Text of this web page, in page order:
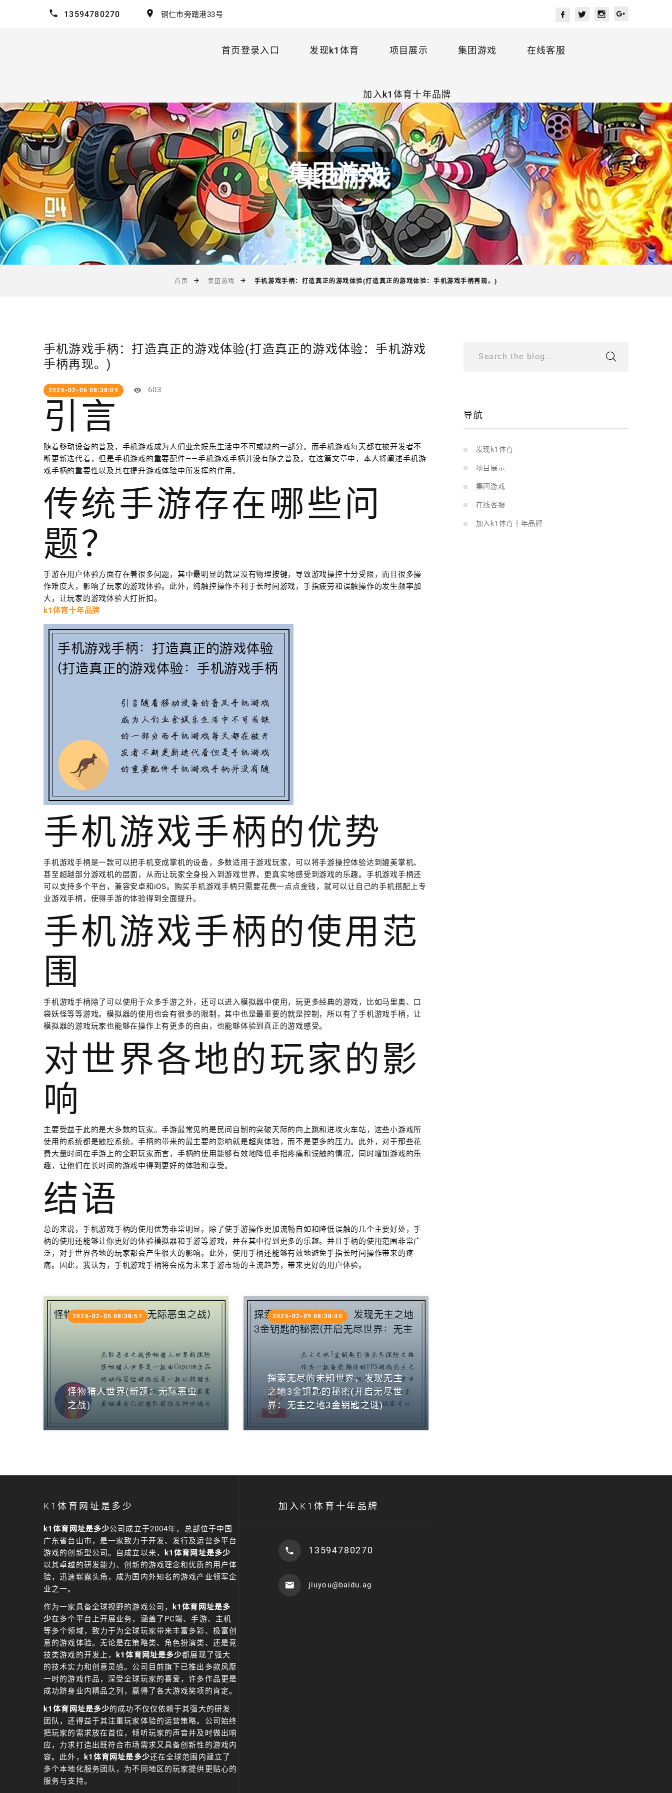
13594780270 铜仁市旁踏港33号
首页登录入口 发现k1体育 项目展示 集团游戏 在线客服
加入k1体育十年品牌
集团游戏
首页 集团游戏 手机游戏手柄：打造真正的游戏体验(打造真正的游戏体验：手机游戏手柄再现。)
手机游戏手柄：打造真正的游戏体验(打造真正的游戏体验：手机游戏
手柄再现。)
2026-02-06 08:38:09 603
引言
随着移动设备的普及，手机游戏成为人们业余娱乐生活中不可或缺的一部分。而手机游戏每天都在被开发者不
断更新迭代着，但是手机游戏的重要配件——手机游戏手柄并没有随之普及。在这篇文章中，本人将阐述手机游
戏手柄的重要性以及其在提升游戏体验中所发挥的作用。
传统手游存在哪些问
题？
手游在用户体验方面存在着很多问题，其中最明显的就是没有物理按键，导致游戏操控十分受限，而且很多操
作难度大，影响了玩家的游戏体验。此外，纯触控操作不利于长时间游戏，手指疲劳和误触操作的发生频率加
大，让玩家的游戏体验大打折扣。
k1体育十年品牌
手机游戏手柄的优势
手机游戏手柄是一款可以把手机变成掌机的设备，多数适用于游戏玩家，可以将手游操控体验达到媲美掌机、
甚至超越部分游戏机的层面，从而让玩家全身投入到游戏世界，更真实地感受到游戏的乐趣。手机游戏手柄还
可以支持多个平台，兼容安卓和iOS。购买手机游戏手柄只需要花费一点点金钱，就可以让自己的手机搭配上专
业游戏手柄，使得手游的体验得到全面提升。
手机游戏手柄的使用范
围
手机游戏手柄除了可以使用于众多手游之外，还可以进入模拟器中使用，玩更多经典的游戏，比如马里奥、口
袋妖怪等等游戏。模拟器的使用也会有很多的限制，其中也是最重要的就是控制，所以有了手机游戏手柄，让
模拟器的游戏玩家也能够在操作上有更多的自由，也能够体验到真正的游戏感受。
对世界各地的玩家的影
响
主要受益于此的是大多数的玩家。手游最常见的是民间自制的突破天际的向上跳和进攻火车站，这些小游戏所
使用的系统都是触控系统，手柄的带来的最主要的影响就是超爽体验，而不是更多的压力。此外，对于那些花
费大量时间在手游上的全职玩家而言，手柄的使用能够有效地降低手指疼痛和误触的情况，同时增加游戏的乐
趣，让他们在长时间的游戏中得到更好的体验和享受。
结语
总的来说，手机游戏手柄的使用优势非常明显。除了使手游操作更加流畅自如和降低误触的几个主要好处，手
柄的使用还能够让你更好的体验模拟器和手游等游戏，并在其中得到更多的乐趣。并且手柄的使用范围非常广
泛，对于世界各地的玩家都会产生很大的影响。此外，使用手柄还能够有效地避免手指长时间操作带来的疼
痛。因此，我认为，手机游戏手柄将会成为未来手游市场的主流趋势，带来更好的用户体验。
怪物猎人世界(新题：无际恶虫
之战)
2026-02-05 08:38:57
探索无尽的未知世界，发现无主
之地3金钥匙的秘密(开启无尽世
界：无主之地3金钥匙之谜)
2026-02-09 08:38:40
Search the blog...
导航
发现k1体育
项目展示
集团游戏
在线客服
加入k1体育十年品牌
K1体育网址是多少
k1体育网址是多少公司成立于2004年，总部位于中国
广东省台山市，是一家致力于开发、发行及运营多平台
游戏的创新型公司。自成立以来，
k1体育网址是多少
以其卓越的研发能力、创新的游戏理念和优质的用户体
验，迅速崭露头角，成为国内外知名的游戏产业领军企
业之一。
作为一家具备全球视野的游戏公司，
k1体育网址是多
少在多个平台上开展业务，涵盖了PC端、手游、主机
等多个领域，致力于为全球玩家带来丰富多彩、极富创
意的游戏体验。无论是在策略类、角色扮演类、还是竞
技类游戏的开发上，
k1体育网址是多少都展现了强大
的技术实力和创意灵感。公司目前旗下已推出多款风靡
一时的游戏作品，深受全球玩家的喜爱，许多作品更是
成功跻身业内精品之列，赢得了各大游戏奖项的肯定。
k1体育网址是多少的成功不仅仅依赖于其强大的研发
团队，还得益于其注重玩家体验的运营策略。公司始终
把玩家的需求放在首位，倾听玩家的声音并及时做出响
应，力求打造出既符合市场需求又具备创新性的游戏内
容。此外，
k1体育网址是多少还在全球范围内建立了
多个本地化服务团队，为不同地区的玩家提供更贴心的
服务与支持。
加入K1体育十年品牌
13594780270
jiuyou@baidu.ag